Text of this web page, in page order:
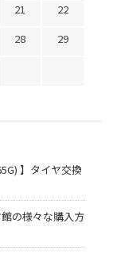
21
22
28
29
】タイヤ交換
の様々な購入方